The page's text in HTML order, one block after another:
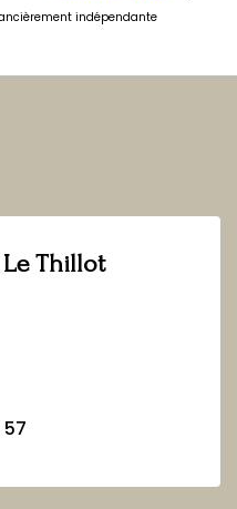
indépendante
Le Thillot